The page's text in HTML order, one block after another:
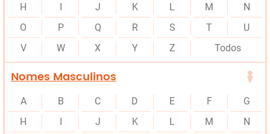
H
I J K L M
N
O
P Q R S T
U
V
W X Y Z Todos
Nomes Masculinos
A B C D E F
G
H
I J K L M
N